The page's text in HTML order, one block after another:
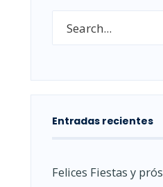
Entradas recientes
Felices Fiestas y